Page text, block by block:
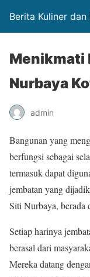
Berita Kuliner dan
Menikmati
Nurbaya
admin
Bangunan yang
berfungsi sebagai
termasuk dapat
jembatan yang
Siti Nurbaya, berada
Setiap harinya
berasal dari
Mereka datang